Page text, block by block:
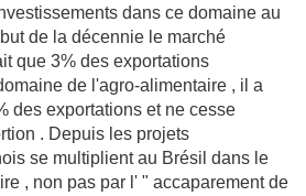
dans ce domaine au
de la décennie le marché
que 3% des exportations
de l'agro-alimentaire , il a
des exportations et ne cesse
. Depuis les projets
se multiplient au Brésil dans le
, non pas par l' " accaparement de